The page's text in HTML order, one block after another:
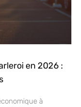
en 2026 :
à